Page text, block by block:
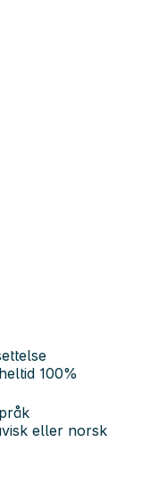
100%
eller norsk